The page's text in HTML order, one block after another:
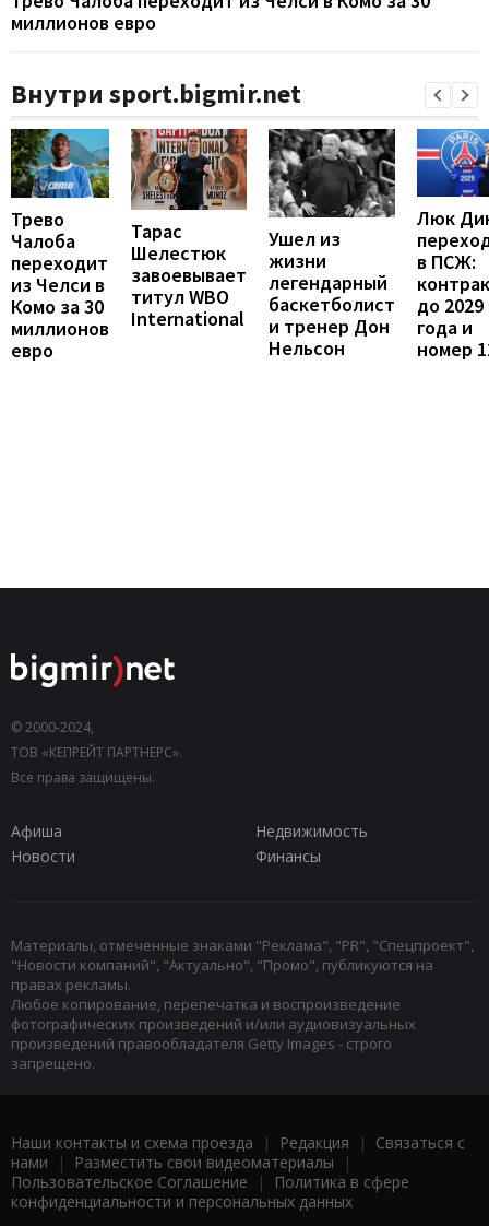
миллионов евро
Внутри sport.bigmir.net
Трево
Чалоба
переходит
из Челси в
Комо за 30
миллионов
евро
Тарас
Шелестюк
завоевывает
титул WBO
International
Ушел из
жизни
легендарный
баскетболист
и тренер Дон
Нельсон
Люк
в ПСЖ:
до 2029
года и
номер
© 2000-2024,
ТОВ «КЕПРЕЙТ ПАРТНЕРС».
Все права защищены.
Афиша
Недвижимость
Новости
Финансы
Материалы, отмеченные знаками "Реклама", "PR", "Спецпроект",
"Новости компаний", "Актуально", "Промо", публикуются на
правах рекламы.
Любое копирование, перепечатка и воспроизведение
фотографических произведений и/или аудиовизуальных
произведений правообладателя Getty Images - строго
запрещено.
Наши контакты и схема проезда | Редакция | Связаться с
нами | Разместить свои видеоматериалы |
Пользовательское Соглашение |
Политика в сфере
конфиденциальности и персональных данных